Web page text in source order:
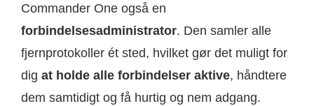
Commander One også en
forbindelsesadministrator. Den samler alle
fjernprotokoller ét sted, hvilket gør det muligt for
dig at holde alle forbindelser aktive, håndtere
dem samtidigt og få hurtig og nem adgang.